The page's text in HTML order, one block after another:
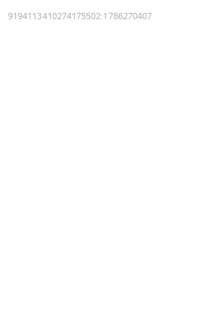
9194113410274175502:1786270407